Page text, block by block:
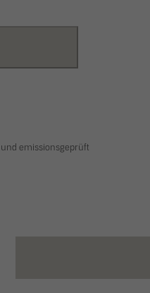
und emissionsgeprüft